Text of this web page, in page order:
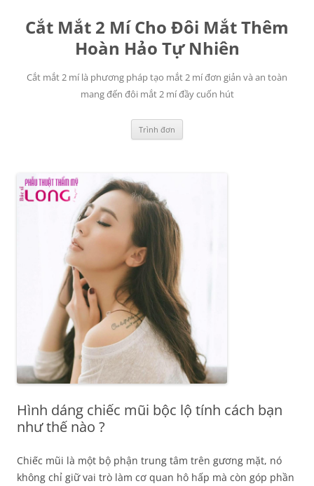
nội
dung
Cắt Mắt 2 Mí Cho Đôi Mắt Thêm
Hoàn Hảo Tự Nhiên
Cắt mắt 2 mí là phương pháp tạo mắt 2 mí đơn giản và an toàn
mang đến đôi mắt 2 mí đầy cuốn hút
Trình đơn
Hình dáng chiếc mũi bộc lộ tính cách bạn
như thế nào ?
Chiếc mũi là một bộ phận trung tâm trên gương mặt, nó
không chỉ giữ vai trò làm cơ quan hô hấp mà còn góp phần